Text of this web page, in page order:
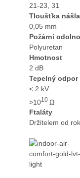
21-23, 31
Tloušťka
0,05 mm
Požární
Polyuretan
Hmotnost
2 dB
Tepelný odpor
< 2 kV
>1010 Ω
Ftaláty
Držitelem od